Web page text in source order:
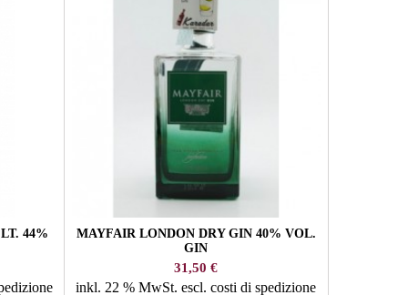
44%
MAYFAIR LONDON DRY GIN 40% VOL.
GIN
Prezzo
31,50 €
inkl. 22 % MwSt.escl. costi di spedizione